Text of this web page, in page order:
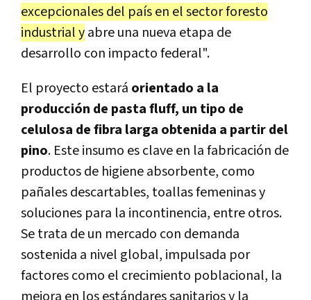
excepcionales del país en el sector foresto
industrial yabre una nueva etapa de
desarrollo con impacto federal".
El proyecto estará orientado a la
producción de pasta fluff, un tipo de
celulosa de fibra larga obtenida a partir del
pino. Este insumo es clave en la fabricación de
productos de higiene absorbente, como
pañales descartables, toallas femeninas y
soluciones para la incontinencia, entre otros.
Se trata de un mercado con demanda
sostenida a nivel global, impulsada por
factores como el crecimiento poblacional, la